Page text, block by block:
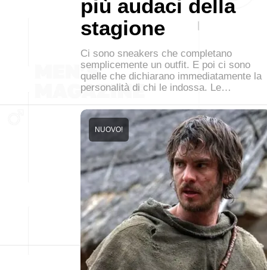
più audaci della
stagione
Ci sono sneakers che completano
semplicemente un outfit. E poi ci sono
quelle che dichiarano immediatamente la
personalità di chi le indossa. Le…
NUOVO!